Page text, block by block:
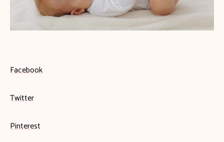
Facebook
Twitter
Pinterest